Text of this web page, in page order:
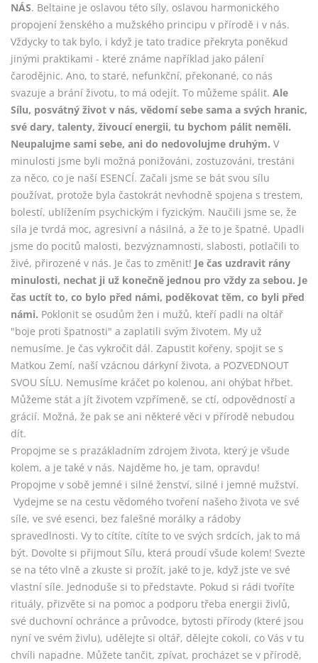
NÁS. Beltaine je oslavou této síly, oslavou harmonického
propojení ženského a mužského principu v přírodě i v nás.
Vždycky to tak bylo, i když je tato tradice překryta poněkud
jinými praktikami - které známe například jako pálení
čarodějnic. Ano, to staré, nefunkční, překonané, co nás
svazuje a brání životu, to má odejít. To můžeme spálit. Ale
Sílu, posvátný život v nás, vědomí sebe sama a svých hranic,
své dary, talenty, živoucí energii, tu bychom pálit neměli.
Neupalujme sami sebe, ani do nedovolujme druhým. V
minulosti jsme byli možná ponižováni, zostuzováni, trestáni
za něco, co je naší ESENCÍ. Začali jsme se bát svou sílu
používat, protože byla častokrát nevhodně spojena s trestem,
bolestí, ublížením psychickým i fyzickým. Naučili jsme se, že
síla je tvrdá moc, agresivní a násilná, a že to je špatné. Upadli
jsme do pocitů malosti, bezvýznamnosti, slabosti, potlačili to
živé, přirozené v nás. Je čas to změnit! Je čas uzdravit rány
minulosti, nechat ji už konečně jednou pro vždy za sebou. Je
čas uctít to, co bylo před námi, poděkovat těm, co byli před
námi. Poklonit se osudům žen i mužů, kteří padli na oltář
"boje proti špatnosti" a zaplatili svým životem. My už
nemusíme. Je čas vykročit dál. Zapustit kořeny, spojit se s
Matkou Zemí, naší vzácnou dárkyní života, a POZVEDNOUT
SVOU SÍLU. Nemusíme kráčet po kolenou, ani ohýbat hřbet.
Můžeme stát a jít životem vzpřímeně, se ctí, odpovědností a
grácií. Možná, že pak se ani některé věci v přírodě nebudou
dít.
Propojme se s prazákladním zdrojem života, který je všude
kolem, a je také v nás. Najděme ho, je tam, opravdu!
Propojme v sobě jemné i silné ženství, silné i jemné mužství.
Vydejme se na cestu vědomého tvoření našeho života ve své
síle, ve své esenci, bez falešné morálky a rádoby
spravedlnosti. Vy to cítíte, cítíte to ve svých srdcích, jak to má
být. Dovolte si přijmout Sílu, která proudí všude kolem! Svezte
se na této vlně a zkuste si prožít, jaké to je, když jste ve své
vlastní síle. Jednoduše si to představte. Pokud si rádi tvoříte
rituály, přizvěte si na pomoc a podporu třeba energii živlů,
své duchovní ochránce a průvodce, bytosti přírody (které jsou
nyní ve svém živlu), udělejte si oltář, dělejte cokoli, co Vás v tu
chvíli napadne. Můžete tančit, zpívat, procházet se v přírodě,